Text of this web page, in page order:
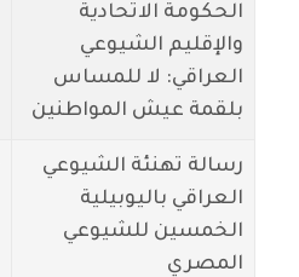
الحكومة الاتحادية
والإقليم الشيوعي
العراقي: لا للمساس
بلقمة عيش المواطنين
رسالة تهنئة الشيوعي
العراقي باليوبيلية
الخمسين للشيوعي
المصري